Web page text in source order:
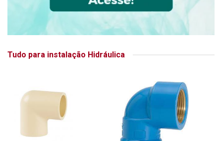
Tudo para instalação Hidráulica